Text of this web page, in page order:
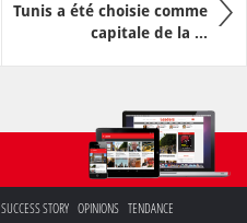
Tunis a été choisie comme
capitale de la ...
SUCCESS STORY OPINIONS TENDANCE